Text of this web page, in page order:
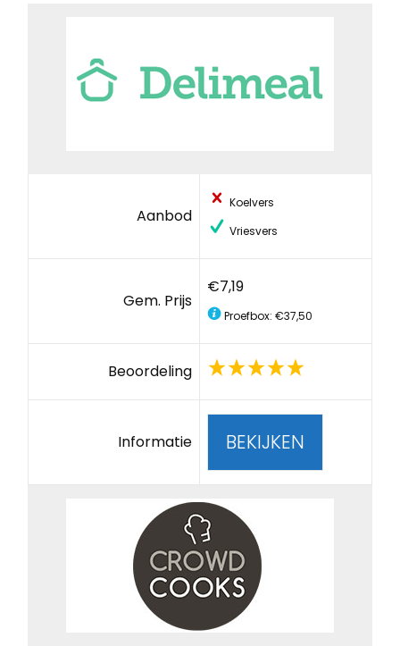
Aanbod
Koelvers
Vriesvers
Gem. Prijs
€7,19
Proefbox: €37,50
Beoordeling
Informatie BEKIJKEN